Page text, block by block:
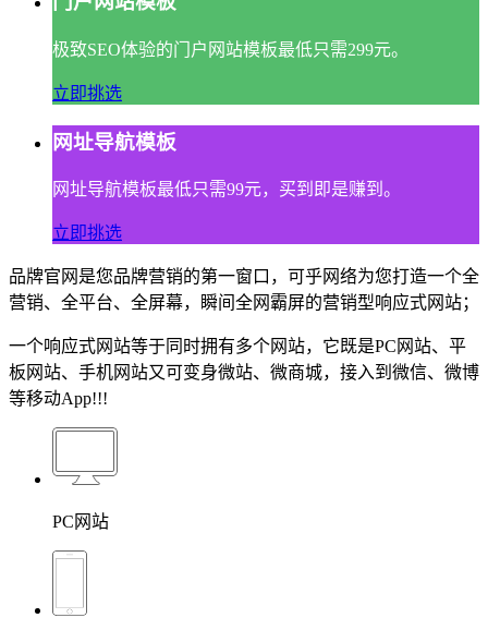
极致SEO体验的门户网站模板最低只需299元。
立即挑选
网址导航模板
网址导航模板最低只需99元，买到即是赚到。
立即挑选
品牌官网是您品牌营销的第一窗口，可乎网络为您打造一个全
营销、全平台、全屏幕，瞬间全网霸屏的营销型响应式网站；
一个响应式网站等于同时拥有多个网站，它既是PC网站、平
板网站、手机网站又可变身微站、微商城，接入到微信、微博
等移动App!!!
PC网站